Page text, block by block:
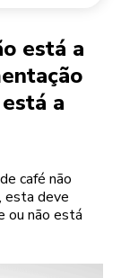
está a
a
café não
esta deve
ou não está